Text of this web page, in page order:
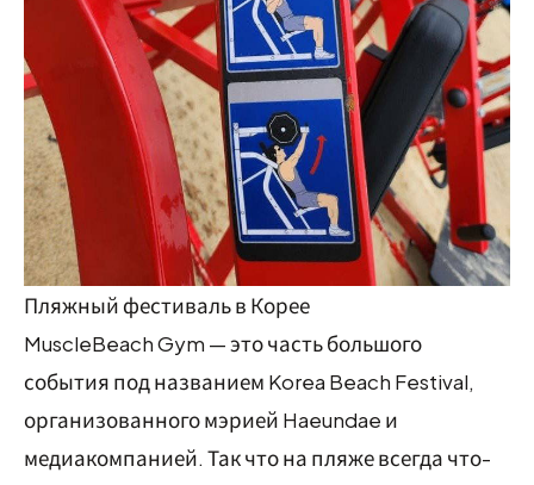
Пляжный фестиваль в Корее
MuscleBeach Gym — это часть большого
события под названием Korea Beach Festival,
организованного мэрией Haeundae и
медиакомпанией. Так что на пляже всегда что-